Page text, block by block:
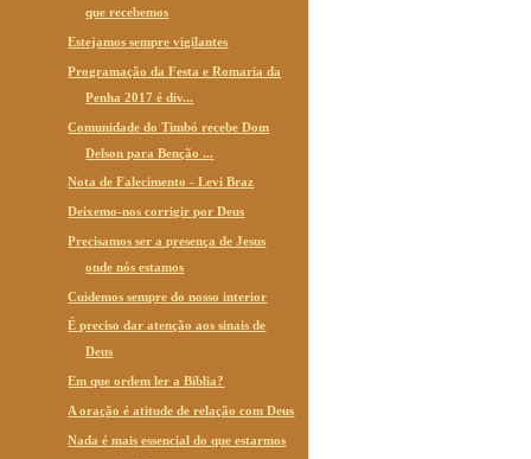
que recebemos
Estejamos sempre vigilantes
Programação da Festa e Romaria da
Penha 2017 é div...
Comunidade do Timbó recebe Dom
Delson para Benção ...
Nota de Falecimento - Levi Braz
Deixemo-nos corrigir por Deus
Precisamos ser a presença de Jesus
onde nós estamos
Cuidemos sempre do nosso interior
É preciso dar atenção aos sinais de
Deus
Em que ordem ler a Bíblia?
A oração é atitude de relação com Deus
Nada é mais essencial do que estarmos